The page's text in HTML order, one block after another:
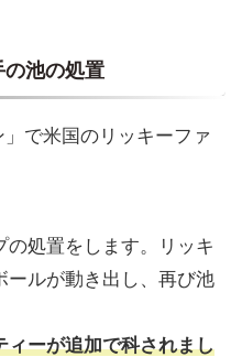
の池の処置
」で米国のリッキーファ
処置をします。リッキ
ールが動き出し、再び池
ィーが追加で科されまし